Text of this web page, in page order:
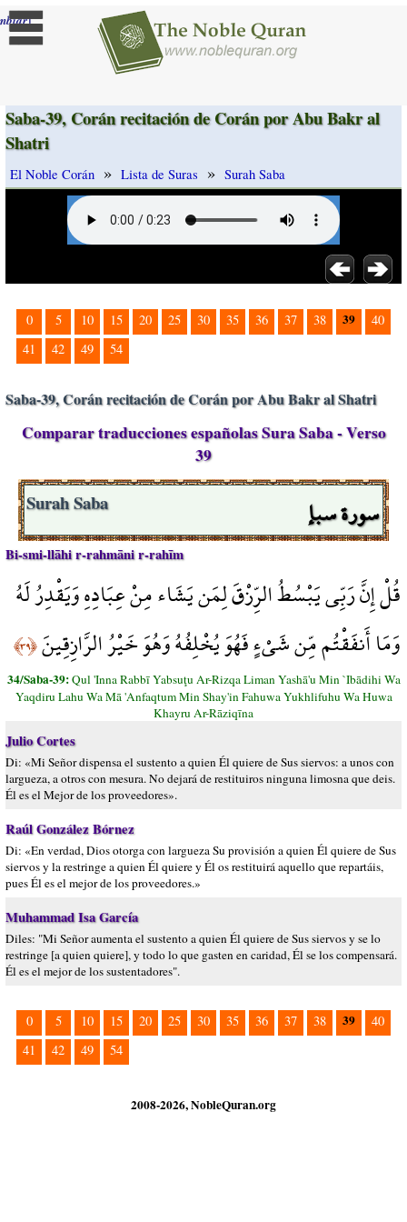
]
Saba-39, Corán recitación de Corán por Abu Bakr al
Shatri
El Noble Corán » Lista de Suras » Surah Saba
0 5 10 15 20 25 30 35 36 37 38 39
40
41
42 49 54
Saba-39, Corán recitación de Corán por Abu Bakr al Shatri
Comparar traducciones españolas Sura Saba - Verso
39
سورة سبإ Surah Saba
Bi-smi-llāhi r-rahmāni r-rahīm
قُلْ إِنَّ رَبِّي يَبْسُطُ الرِّزْقَ لِمَن يَشَاء مِنْ عِبَادِهِ وَيَقْدِرُ لَهُ
وَمَا أَنفَقْتُم مِّن شَيْءٍ فَهُوَ يُخْلِفُهُ وَهُوَ خَيْرُ الرَّازِقِينَ﴿٣٩﴾
34/Saba-39:Qul 'Inna Rabbī Yabsuţu Ar-Rizqa Liman Yashā'u Min `Ibādihi Wa
Yaqdiru Lahu Wa Mā 'Anfaqtum Min Shay'in Fahuwa Yukhlifuhu Wa Huwa
Khayru Ar-Rāziqīna
Julio Cortes
Di: «Mi Señor dispensa el sustento a quien Él quiere de Sus siervos: a unos con
largueza, a otros con mesura. No dejará de restituiros ninguna limosna que deis.
Él es el Mejor de los proveedores».
Raúl González Bórnez
Di: «En verdad, Dios otorga con largueza Su provisión a quien Él quiere de Sus
siervos y la restringe a quien Él quiere y Él os restituirá aquello que repartáis,
pues Él es el mejor de los proveedores.»
Muhammad Isa García
Diles: "Mi Señor aumenta el sustento a quien Él quiere de Sus siervos y se lo
restringe [a quien quiere], y todo lo que gasten en caridad, Él se los compensará.
Él es el mejor de los sustentadores".
0 5 10 15 20 25 30 35 36 37 38 39
40
41
42 49 54
2008-2026, NobleQuran.org